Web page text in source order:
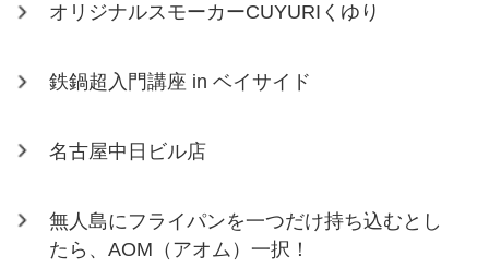
オリジナルスモーカーCUYURIくゆり
鉄鍋超入門講座 in ベイサイド
名古屋中日ビル店
無人島にフライパンを一つだけ持ち込むとし
たら、AOM（アオム）一択！